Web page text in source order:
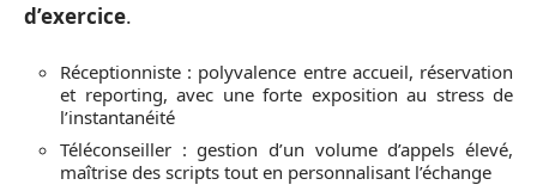
d’exercice.
Réceptionniste : polyvalence entre accueil, réservation
et reporting, avec une forte exposition au stress de
l’instantanéité
Téléconseiller : gestion d’un volume d’appels élevé,
maîtrise des scripts tout en personnalisant l’échange